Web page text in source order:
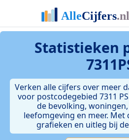
Statistieken
Verken alle cijfers over meer
voor postcodegebied 7311
de bevolking,
leefomgeving en meer. Met
grafieken en uitleg bij